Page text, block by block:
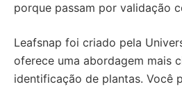
porque passam por validação
Leafsnap foi criado pela
oferece uma abordagem mais
identificação de plantas. Você